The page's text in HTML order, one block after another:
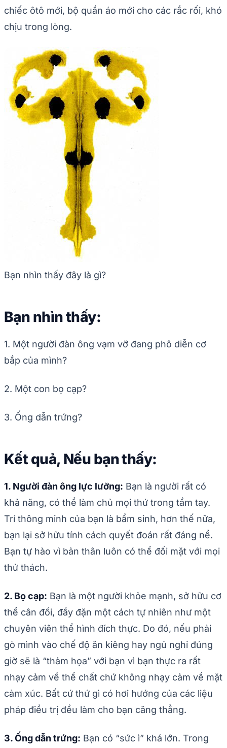
chiếc ôtô mới, bộ quần áo mới cho các rắc rối, khó
chịu trong lòng.
Bạn nhìn thấy đây là gì?
Bạn nhìn thấy:
1. Một người đàn ông vạm vỡ đang phô diễn cơ
bắp của mình?
2. Một con bọ cạp?
3. Ống dẫn trứng?
Kết quả, Nếu bạn thấy:
1. Người đàn ông lực lưỡng: Bạn là người rất có
khả năng, có thể làm chủ mọi thứ trong tầm tay.
Trí thông minh của bạn là bẩm sinh, hơn thế nữa,
bạn lại sở hữu tính cách quyết đoán rất đáng nể.
Bạn tự hào vì bản thân luôn có thể đối mặt với mọi
thử thách.
2. Bọ cạp: Bạn là một người khỏe mạnh, sở hữu cơ
thể cân đối, đầy đặn một cách tự nhiên như một
chuyên viên thể hình đích thực. Do đó, nếu phải
gò mình vào chế độ ăn kiêng hay ngủ nghỉ đúng
giờ sẽ là “thảm họa” với bạn vì bạn thực ra rất
nhạy cảm về thể chất chứ không nhạy cảm về mặt
cảm xúc. Bất cứ thứ gì có hơi hướng của các liệu
pháp điều trị đều làm cho bạn căng thẳng.
3. Ống dẫn trứng: Bạn có “sức ì” khá lớn. Trong